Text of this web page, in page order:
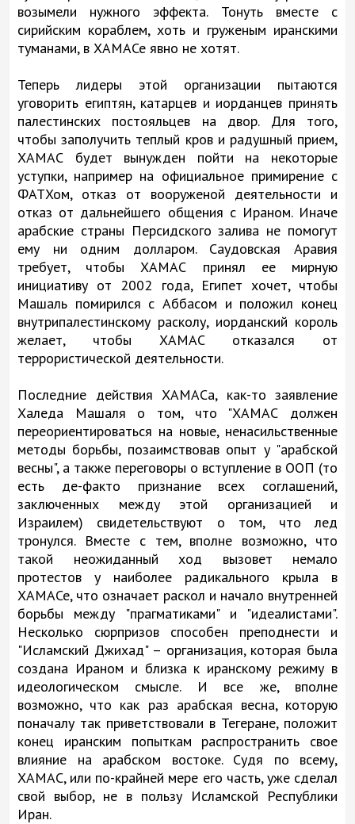
возымели нужного эффекта. Тонуть вместе с
сирийским кораблем, хоть и груженым иранскими
туманами, в ХАМАСе явно не хотят.
Теперь лидеры этой организации пытаются
уговорить египтян, катарцев и иорданцев принять
палестинских постояльцев на двор. Для того,
чтобы заполучить теплый кров и радушный прием,
ХАМАС будет вынужден пойти на некоторые
уступки, например на официальное примирение с
ФАТХом, отказ от вооруженой деятельности и
отказ от дальнейшего общения с Ираном. Иначе
арабские страны Персидского залива не помогут
ему ни одним долларом. Саудовская Аравия
требует, чтобы ХАМАС принял ее мирную
инициативу от 2002 года, Египет хочет, чтобы
Машаль помирился с Аббасом и положил конец
внутрипалестинскому расколу, иорданский король
желает, чтобы ХАМАС отказался от
террористической деятельности.
Последние действия ХАМАСа, как-то заявление
Халеда Машаля о том, что "ХАМАС должен
переориентироваться на новые, ненасильственные
методы борьбы, позаимствовав опыт у "арабской
весны", а также переговоры о вступление в ООП (то
есть де-факто признание всех соглашений,
заключенных между этой организацией и
Израилем) свидетельствуют о том, что лед
тронулся. Вместе с тем, вполне возможно, что
такой неожиданный ход вызовет немало
протестов у наиболее радикального крыла в
ХАМАСе, что означает раскол и начало внутренней
борьбы между "прагматиками" и "идеалистами".
Несколько сюрпризов способен преподнести и
"Исламский Джихад" – организация, которая была
создана Ираном и близка к иранскому режиму в
идеологическом смысле. И все же, вполне
возможно, что как раз арабская весна, которую
поначалу так приветствовали в Тегеране, положит
конец иранским попыткам распространить свое
влияние на арабском востоке. Судя по всему,
ХАМАС, или по-крайней мере его часть, уже сделал
свой выбор, не в пользу Исламской Республики
Иран.